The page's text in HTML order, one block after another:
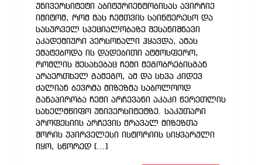
უნივერსიტეტი აბიტურიენტობისას ავირჩიე
იმიტომ, რომ მას ჩემთვის საინტერესო და
სასურველ სპეციალობაზე შესანიშნავი
აკადემიური პერსონალი ჰყავდა, ამას
ემატებოდა ის დადებითი ატმოსფერო,
რომლის შესახებაც ჩემი მეგობრებისგან
არაერთხელ გამეგო, ამ და სხვა კიდევ
ძალიან ბევრმა მიზეზმა საბოლოოდ
განაპირობა ჩემი არჩევანი აკაკი წერეთლის
სახელმწიფო უნივერსიტეტზე. საკუთარი
პროფესიის არჩევის მრავალ მიზეზთა
შორის უპირველესი ისტორიის სიყვარული
იყო, სწორედ […]